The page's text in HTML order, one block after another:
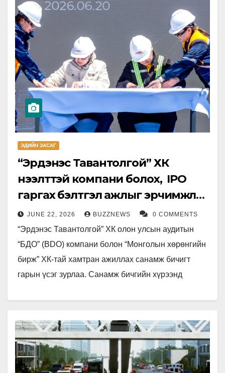
ЭДИЙН ЗАСАГ
“Эрдэнэс Тавантолгой” ХК
нээлттэй компани болох, IPO
гаргах бэлтгэл ажлыг эрчимжүүлж,
хамтын ажиллагааны санамж
бичиг байгууллаа
JUNE 22, 2026 BUZZNEWS 0 COMMENTS
“Эрдэнэс Тавантолгой” ХК олон улсын аудитын
“БДО” (BDO) компани болон “Монголын хөрөнгийн
бирж” ХК-тай хамтран ажиллах санамж бичигт
гарын үсэг зурлаа. Санамж бичгийн хүрээнд